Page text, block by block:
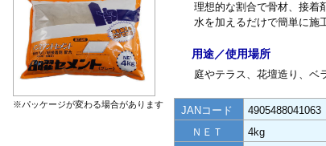
※パッケージが変わる場合があります
理想的な割合で骨材、接着
水を加えるだけで簡単に施
用途／使用場所
庭やテラス、花壇造り、ベ
JANコード
4905488041063
ＮＥＴ
4kg